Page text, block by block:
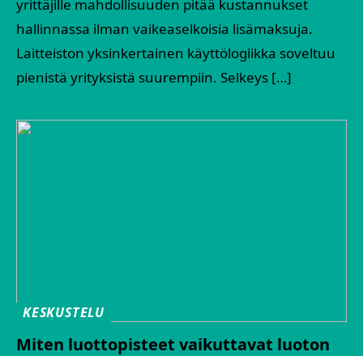
yrittäjille mahdollisuuden pitää kustannukset
hallinnassa ilman vaikeaselkoisia lisämaksuja.
Laitteiston yksinkertainen käyttölogiikka soveltuu
pienistä yrityksistä suurempiin. Selkeys […]
KESKUSTELU
Miten luottopisteet vaikuttavat luoton